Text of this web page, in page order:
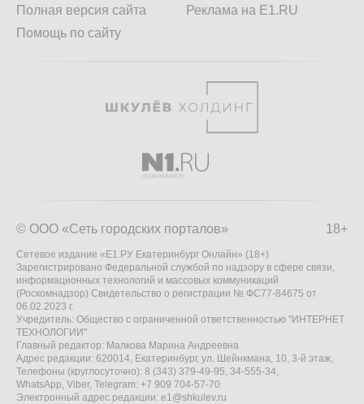
Полная версия сайта
Помощь по сайту
Реклама на E1.RU
18+
© ООО «Сеть городских порталов»
Сетевое издание «Е1.РУ Екатеринбург Онлайн» (18+)
Зарегистрировано Федеральной службой по надзору в сфере связи,
информационных технологий и массовых коммуникаций
(Роскомнадзор) Свидетельство о регистрации № ФС77-84675 от
06.02.2023 г.
Учредитель: Общество с ограниченной ответственностью "ИНТЕРНЕТ
ТЕХНОЛОГИИ"
Главный редактор: Малкова Марина Андреевна
Адрес редакции: 620014, Екатеринбург, ул. Шейнкмана, 10, 3-й этаж,
Телефоны (круглосуточно): 8 (343) 379-49-95, 34-555-34,
WhatsApp, Viber, Telegram: +7 909 704-57-70
Электронный адрес редакции: e1@shkulev.ru